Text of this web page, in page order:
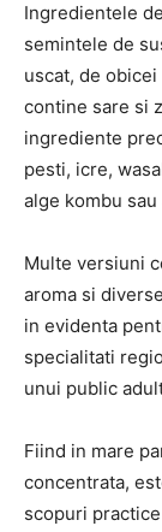
Ingredientele
semintele de
uscat, de
contine sare si
ingrediente
pesti, icre,
alge kombu
Multe versiuni
aroma si
in evidenta
specialitati
unui public
Fiind in mare
concentrata,
scopuri